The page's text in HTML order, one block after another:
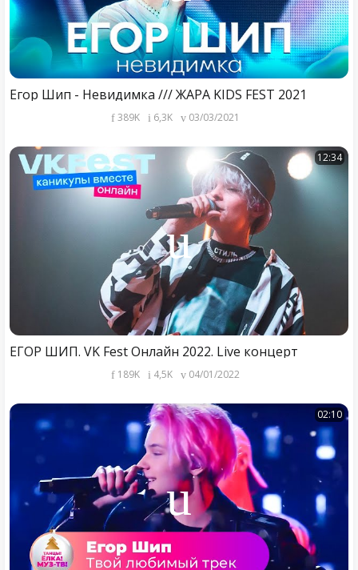
Егор Шип - Невидимка /// ЖАРА KIDS FEST 2021
389K 6,3K 03/03/2021
12:34
ЕГОР ШИП. VK Fest Онлайн 2022. Live концерт
189K 4,5K 04/01/2022
02:10